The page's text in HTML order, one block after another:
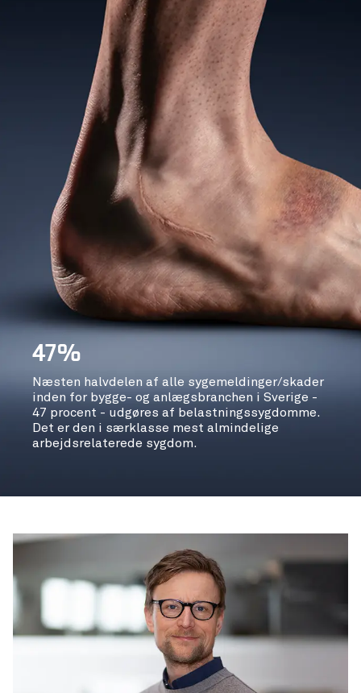
47%
Næsten halvdelen af alle sygemeldinger/skader
inden for bygge- og anlægsbranchen i Sverige -
47 procent - udgøres af belastningssygdomme.
Det er den i særklasse mest almindelige
arbejdsrelaterede sygdom.